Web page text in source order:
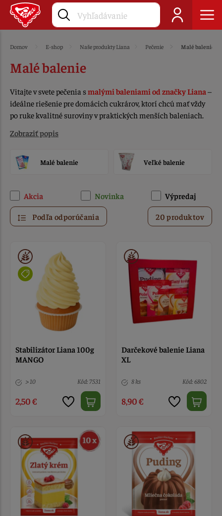
Domov E-shop Naše produkty Liana Pečenie Malé balenie
Malé balenie
Vitajte v svete pečenia smalými baleniami od značky Liana –
ideálne riešenie pre domácich cukrárov, ktorí chcú mať vždy
po ruke kvalitné suroviny v praktických menších baleniach.
Zobraziť popis
Malé balenie Veľké balenie
Akcia Novinka Výpredaj
Podľa odporúčania 20 produktov
Stabilizátor Liana 100g
MANGO
> 10 Kód: 7531
2,50 €
Darčekové balenie Liana
XL
8 ks Kód: 6802
8,90 €